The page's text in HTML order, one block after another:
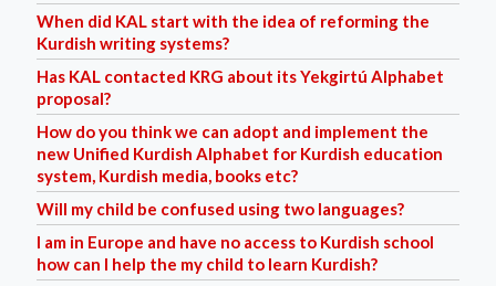
When did KAL start with the idea of reforming the
Kurdish writing systems?
Has KAL contacted KRG about its Yekgirtú Alphabet
proposal?
How do you think we can adopt and implement the
new Unified Kurdish Alphabet for Kurdish education
system, Kurdish media, books etc?
Will my child be confused using two languages?
I am in Europe and have no access to Kurdish school
how can I help the my child to learn Kurdish?